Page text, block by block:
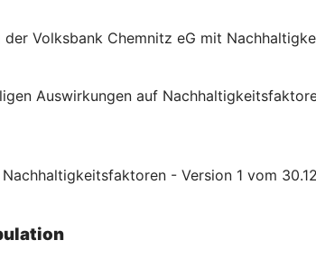
Volksbank Chemnitz eG mit
Auswirkungen auf
- Version 1 vom